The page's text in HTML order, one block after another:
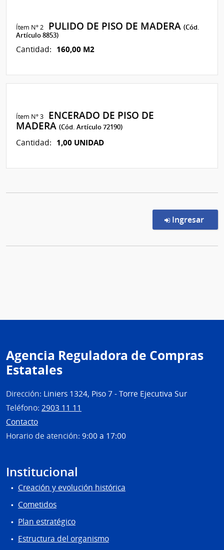
Ítem Nº 2 PULIDO DE PISO DE MADERA(Cód.
Artículo 8853)
Cantidad: 160,00 M2
Ítem Nº 3
ENCERADO DE PISO DE
MADERA(Cód. Artículo 72190)
Cantidad: 1,00 UNIDAD
Ingresar
Agencia Reguladora de Compras
Estatales
Dirección: Liniers 1324, Piso 7 - Torre Ejecutiva Sur
Teléfono: 2903 11 11
Contacto
Horario de atención: 9:00 a 17:00
Institucional
Creación y evolución histórica
Cometidos
Plan estratégico
Estructura del organismo